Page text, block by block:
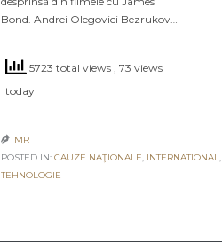
Bond. Andrei Olegovici Bezrukov…
5723 total views , 73 views
today
 MR
POSTED IN: CAUZE NAŢIONALE, INTERNATIONAL,
TEHNOLOGIE